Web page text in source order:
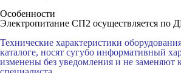
Особенности
Электропитание СП2 осуществляется по
Технические характеристики
каталоге, носят сугубо информативный
изменены без уведомления и не заменяют